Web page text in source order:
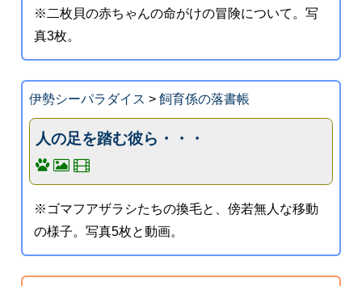
※二枚貝の赤ちゃんの命がけの冒険について。写
真3枚。
伊勢シーパラダイス > 飼育係の落書帳
人の足を踏む彼ら・・・
※ゴマフアザラシたちの換毛と、傍若無人な移動
の様子。写真5枚と動画。